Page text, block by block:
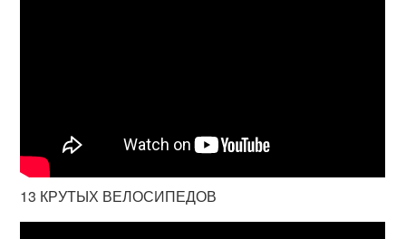
13 КРУТЫХ ВЕЛОСИПЕДОВ